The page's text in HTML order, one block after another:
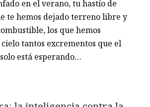
aire. Cárcel de barrotes ígneos
totalidad de los seres, no importa
origen, pues ni la piedra se libra
en el verano, tu hastío de
te hemos dejado terreno libre y
los que hemos
está esperando…